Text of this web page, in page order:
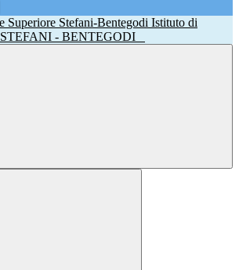
Istituto di
STEFANI - BENTEGODI